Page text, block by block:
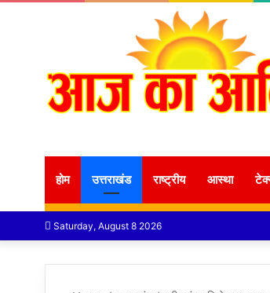
होम उत्तराखंड राष्ट्रीय आस्था
Saturday, August 8 2026